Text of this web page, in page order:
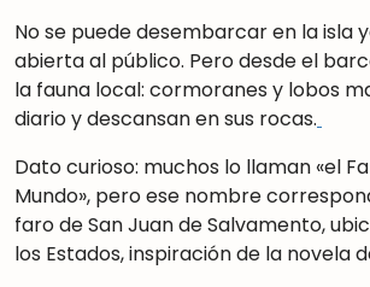
No se puede desembarcar en la isla
abierta al público. Pero desde el
la fauna local: cormoranes y lobos
diario y descansan en sus rocas.
Dato curioso: muchos lo llaman «el
Mundo», pero ese nombre
faro de San Juan de Salvamento,
los Estados, inspiración de la novela